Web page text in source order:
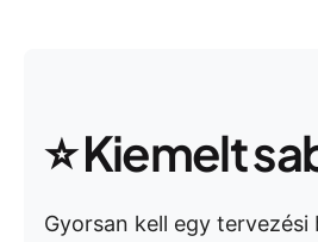
⭐ Kiemelt
Gyorsan kell egy tervezési